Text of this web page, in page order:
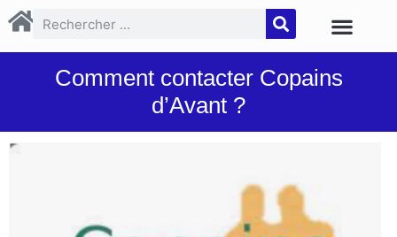
Comment contacter Copains
d’Avant ?